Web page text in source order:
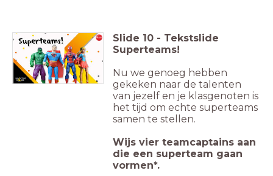
Slide 10 - Tekstslide
Superteams!
Nu we genoeg hebben
gekeken naar de talenten
van jezelf en je klasgenoten is
het tijd om echte superteams
samen te stellen.
Wijs vier teamcaptains aan
die een superteam gaan
vormen*.